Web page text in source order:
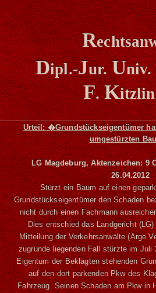
R
Dipl.-Jur.Univ.
F.K
Urteil: �Grundstückseigentümer
umgestürzten
LG Magdeburg, Aktenzeichen: 9
26.04.2012
Stürzt ein Baum auf einen
Grundstückseigentümer den Schaden
nicht durch einen Fachmann
Dies entschied das Landgericht
Mitteilung der Verkehrsanwälte (Arge
zugrunde liegenden Fall stürzte im Juli
Eigentum der Beklagten stehenden
auf den dort parkenden Pkw des
Fahrzeug. Seinen Schaden am Pkw in